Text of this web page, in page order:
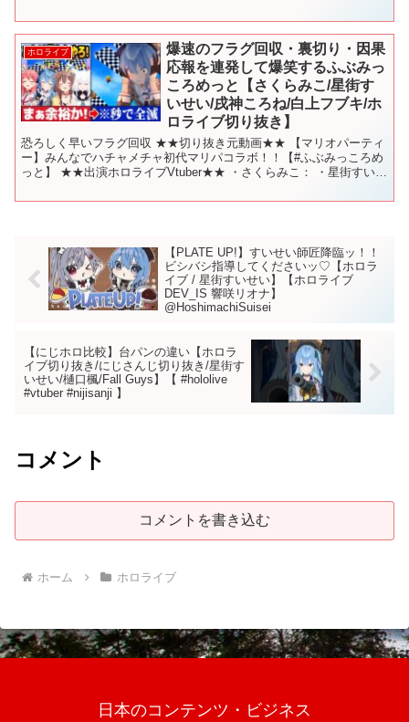
ホロライブ
爆速のフラグ回収・裏切り・因果
応報を連発して爆笑するふぶみっ
ころめっと【さくらみこ/星街す
いせい/戌神ころね/白上フブキ/ホ
ロライブ切り抜き】
恐ろしく早いフラグ回収 ★★切り抜き元動画★★ 【マリオパーティ
ー】みんなでハチャメチャ初代マリパコラボ！！【#ふぶみっころめ
っと】 ★★出演ホロライブVtuber★★ ・さくらみこ： ・星街すいせ
【PLATE UP!】すいせい師匠降臨ッ！！
ビシバシ指導してくださいッ♡【ホロラ
イブ / 星街すいせい】【ホロライブ
DEV_IS 響咲リオナ】
@HoshimachiSuisei
【にじホロ比較】台パンの違い【ホロラ
イブ切り抜き/にじさんじ切り抜き/星街す
いせい/樋口楓/Fall Guys】【 #hololive
#vtuber #nijisanji 】
コメント
コメントを書き込む
ホーム ホロライブ
日本のコンテンツ・ビジネス